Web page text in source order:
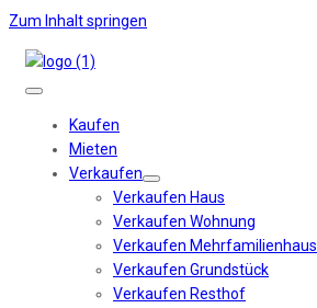
Zum Inhalt springen
Kaufen
Mieten
Verkaufen
Verkaufen Haus
Verkaufen Wohnung
Verkaufen Mehrfamilienhaus
Verkaufen Grundstück
Verkaufen Resthof